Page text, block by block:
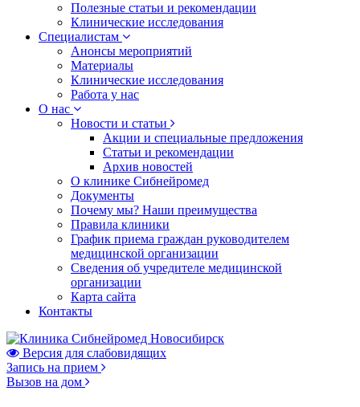
Полезные статьи и рекомендации
Клинические исследования
Специалистам
Анонсы мероприятий
Материалы
Клинические исследования
Работа у нас
О нас
Новости и статьи
Акции и специальные предложения
Статьи и рекомендации
Архив новостей
О клинике Сибнейромед
Документы
Почему мы? Наши преимущества
Правила клиники
График приема граждан руководителем
медицинской организации
Сведения об учредителе медицинской
организации
Карта сайта
Контакты
Версия для слабовидящих
Запись на прием
Вызов на дом